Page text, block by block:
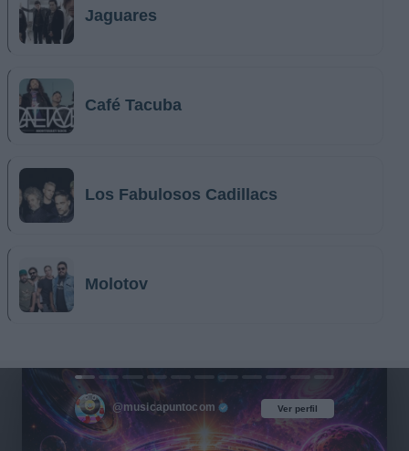
Jaguares
Café Tacuba
Los Fabulosos Cadillacs
Molotov
Ver perfil
@musicapuntocom Ver perfil